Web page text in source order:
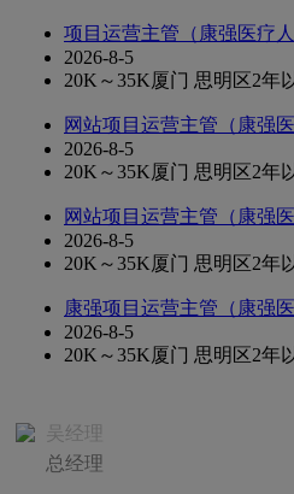
项目运营主管（康强医疗人
2026-8-5
20K～35K厦门 思明区2年
网站项目运营主管（康强医
2026-8-5
20K～35K厦门 思明区2年
网站项目运营主管（康强医
2026-8-5
20K～35K厦门 思明区2年
康强项目运营主管（康强医
2026-8-5
20K～35K厦门 思明区2年
吴经理
总经理